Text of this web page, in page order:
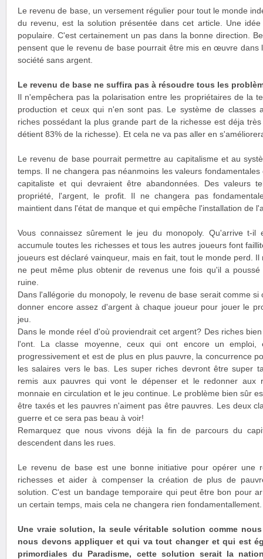
Le revenu de base, un versement régulier pour tout le monde
du revenu, est la solution présentée dans cet article. Une
populaire. C'est certainement un pas dans la bonne direction.
pensent que le revenu de base pourrait être mis en œuvre dans
société sans argent.
Le revenu de base ne suffira pas à résoudre tous les
Il n'empêchera pas la polarisation entre les propriétaires de la
production et ceux qui n'en sont pas. Le système de classes
riches possédant la plus grande part de la richesse est déja
détient 83% de la richesse). Et cela ne va pas aller en
Le revenu de base pourrait permettre au capitalisme et au
temps. Il ne changera pas néanmoins les valeurs
capitaliste et qui devraient être abandonnées. Des valeurs
propriété, l'argent, le profit. Il ne changera pas
maintient dans l'état de manque et qui empêche l'installation de
Vous connaissez sûrement le jeu du monopoly. Qu'arrive t-
accumule toutes les richesses et tous les autres joueurs font
joueurs est déclaré vainqueur, mais en fait, tout le monde perd.
ne peut même plus obtenir de revenus une fois qu'il a
ruine.
Dans l'allégorie du monopoly, le revenu de base serait comme
donner encore assez d'argent à chaque joueur pour jouer le
jeu.
Dans le monde réel d'où proviendrait cet argent? Des riches
l'ont. La classe moyenne, ceux qui ont encore un
progressivement et est de plus en plus pauvre, la concurrence
les salaires vers le bas. Les super riches devront être super
remis aux pauvres qui vont le dépenser et le redonner aux
monnaie en circulation et le jeu continue. Le problème bien sûr
être taxés et les pauvres n'aiment pas être pauvres. Les deux
guerre et ce sera pas beau à voir!
Remarquez que nous vivons déjà la fin de parcours du
descendent dans les rues.
Le revenu de base est une bonne initiative pour opérer une
richesses et aider à compenser la création de plus de
solution. C'est un bandage temporaire qui peut être bon pour
un certain temps, mais cela ne changera rien fondamentallement.
Une vraie solution, la seule véritable solution comme
nous devons appliquer et qui va tout changer et qui est
primordiales du Paradisme, cette solution serait la